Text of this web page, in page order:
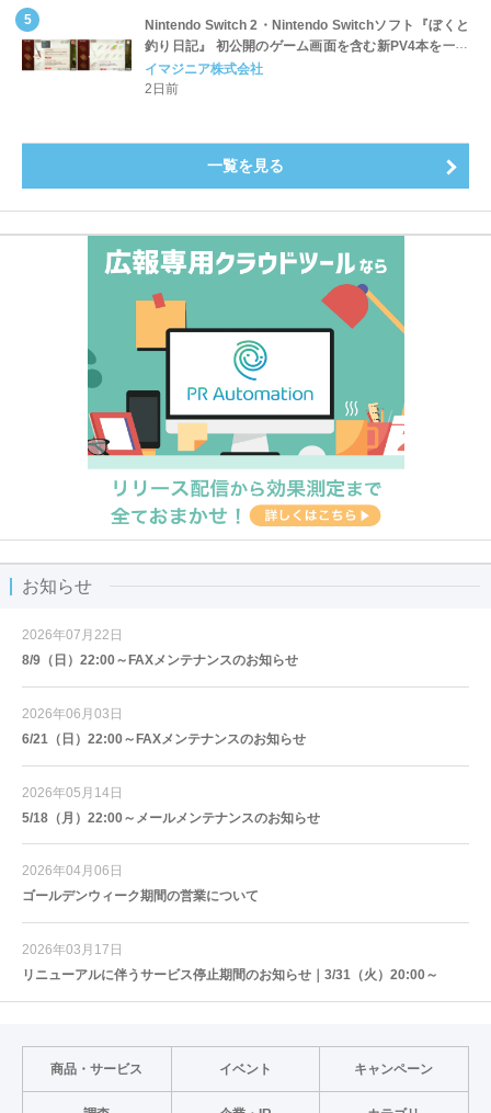
Nintendo Switch 2・Nintendo Switchソフト『ぼくと
釣り日記』 初公開のゲーム画面を含む新PV4本を一挙
公開！
イマジニア株式会社
2日前
一覧を見る
お知らせ
2026年07月22日
8/9（日）22:00～FAXメンテナンスのお知らせ
2026年06月03日
6/21（日）22:00～FAXメンテナンスのお知らせ
2026年05月14日
5/18（月）22:00～メールメンテナンスのお知らせ
2026年04月06日
ゴールデンウィーク期間の営業について
2026年03月17日
リニューアルに伴うサービス停止期間のお知らせ｜3/31（火）20:00～
商品・サービス イベント キャンペーン